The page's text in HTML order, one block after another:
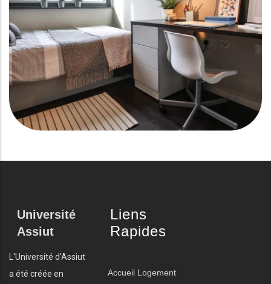
Université
Assiut
L'Université d'Assiut
a été créée en
Liens
Rapides
Accueil Logement